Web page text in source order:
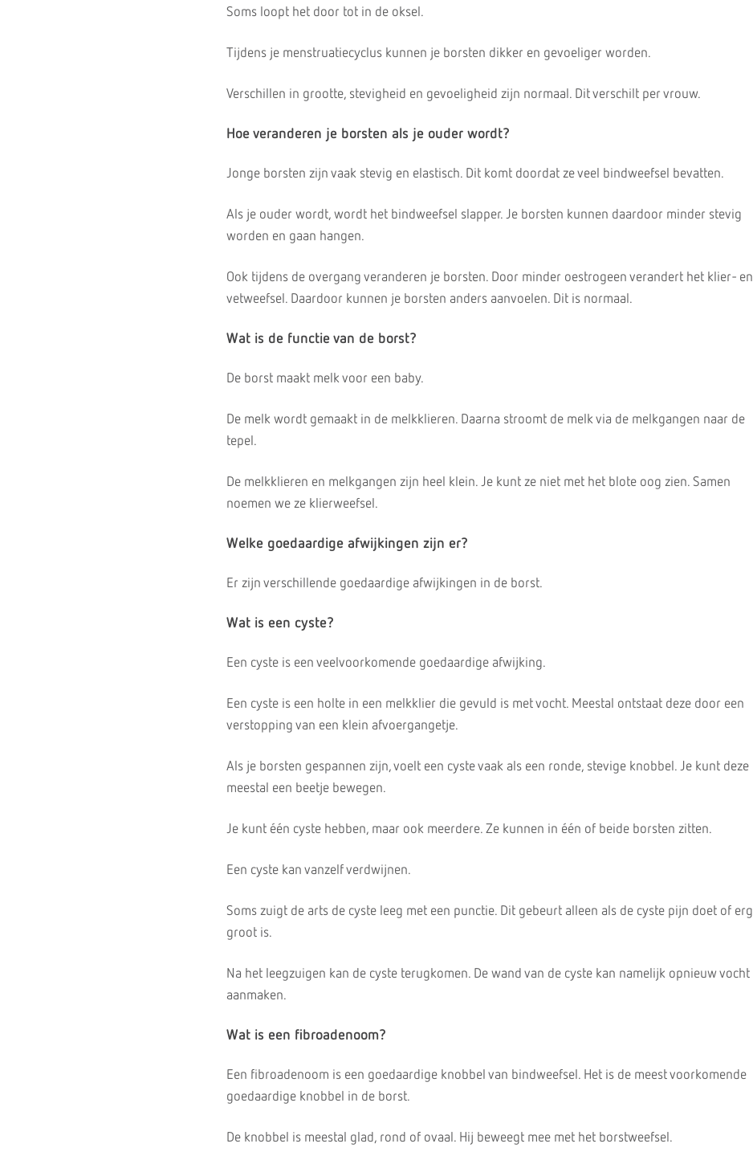
Soms loopt het door tot in de oksel.
Tijdens je menstruatiecyclus kunnen je borsten dikker en gevoeliger worden.
Verschillen in grootte, stevigheid en gevoeligheid zijn normaal. Dit verschilt per vrouw.
Hoe veranderen je borsten als je ouder wordt?
Jonge borsten zijn vaak stevig en elastisch. Dit komt doordat ze veel bindweefsel bevatten.
Als je ouder wordt, wordt het bindweefsel slapper. Je borsten kunnen daardoor minder stevig
worden en gaan hangen.
Ook tijdens de overgang veranderen je borsten. Door minder oestrogeen verandert het klier- en
vetweefsel. Daardoor kunnen je borsten anders aanvoelen. Dit is normaal.
Wat is de functie van de borst?
De borst maakt melk voor een baby.
De melk wordt gemaakt in de melkklieren. Daarna stroomt de melk via de melkgangen naar de
tepel.
De melkklieren en melkgangen zijn heel klein. Je kunt ze niet met het blote oog zien. Samen
noemen we ze klierweefsel.
Welke goedaardige afwijkingen zijn er?
Er zijn verschillende goedaardige afwijkingen in de borst.
Wat is een cyste?
Een cyste is een veelvoorkomende goedaardige afwijking.
Een cyste is een holte in een melkklier die gevuld is met vocht. Meestal ontstaat deze door een
verstopping van een klein afvoergangetje.
Als je borsten gespannen zijn, voelt een cyste vaak als een ronde, stevige knobbel. Je kunt deze
meestal een beetje bewegen.
Je kunt één cyste hebben, maar ook meerdere. Ze kunnen in één of beide borsten zitten.
Een cyste kan vanzelf verdwijnen.
Soms zuigt de arts de cyste leeg met een punctie. Dit gebeurt alleen als de cyste pijn doet of erg
groot is.
Na het leegzuigen kan de cyste terugkomen. De wand van de cyste kan namelijk opnieuw vocht
aanmaken.
Wat is een fibroadenoom?
Een fibroadenoom is een goedaardige knobbel van bindweefsel. Het is de meest voorkomende
goedaardige knobbel in de borst.
De knobbel is meestal glad, rond of ovaal. Hij beweegt mee met het borstweefsel.